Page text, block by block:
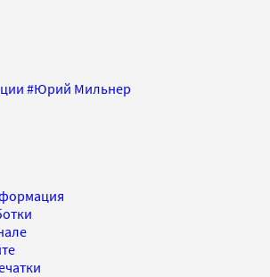
#Юрий Мильнер